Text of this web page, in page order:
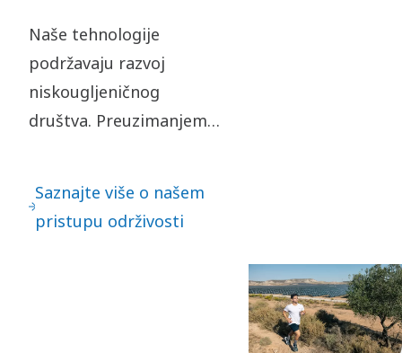
Naše tehnologije
podržavaju razvoj
niskougljeničnog
društva. Preuzimanjem
etičkim postupanjem u
svim poslovnim
Saznajte više o našem
pristupu održivosti